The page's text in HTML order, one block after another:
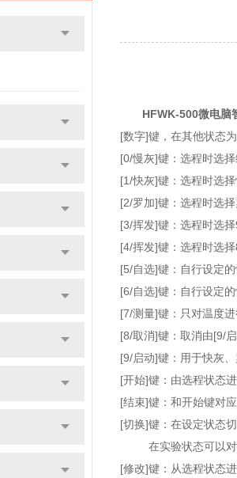
HFWK-500微电脑
[数字]键，在其他状态
[0/慢灰]键：选程时选
[1/快灰]键：选程时选
[2/罗加]键：选程时选
[3/挥发]键：选程时选
[4/挥发]键 ： 选程时选
[5/自选]键：自行设定
[6/自选]键：自行设定
[7/测量]键：只对温度
[8/取消]键：取消由[9/
[9/启动]键：用于快灰
[开始]键：由选程状态
[结束]键：和开始键对
[切换]键：在设定状态
在实验状态可以对程
[修改]键：从选程状态